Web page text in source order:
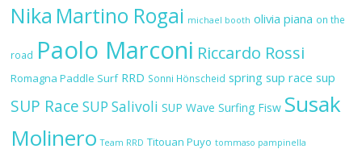
Nika Martino Rogai michael booth olivia piana on the
road Paolo Marconi Riccardo Rossi
Romagna Paddle Surf RRD Sonni Hönscheid spring sup race sup
SUP Race SUP Salivoli SUP Wave Surfing Fisw Susak
Molinero Team RRD Titouan Puyo tommaso pampinella